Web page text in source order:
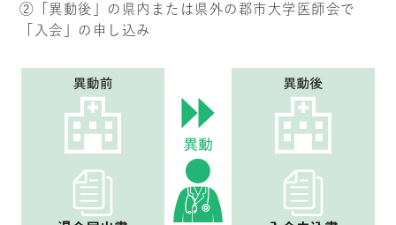
②「異動後」の県内または県外の郡市大学医師会で
「入会」の申し込み